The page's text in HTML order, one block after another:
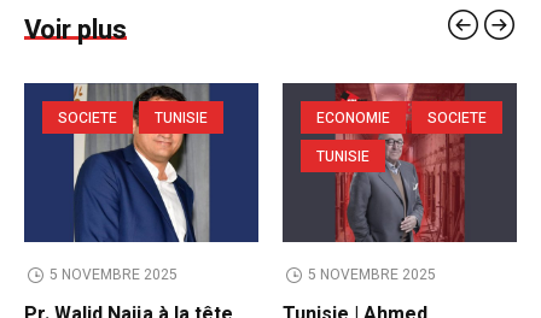
Voir plus
SOCIETE TUNISIE
5 NOVEMBRE 2025
ECONOMIE
SOCIETE
TUNISIE
5 NOVEMBRE 2025